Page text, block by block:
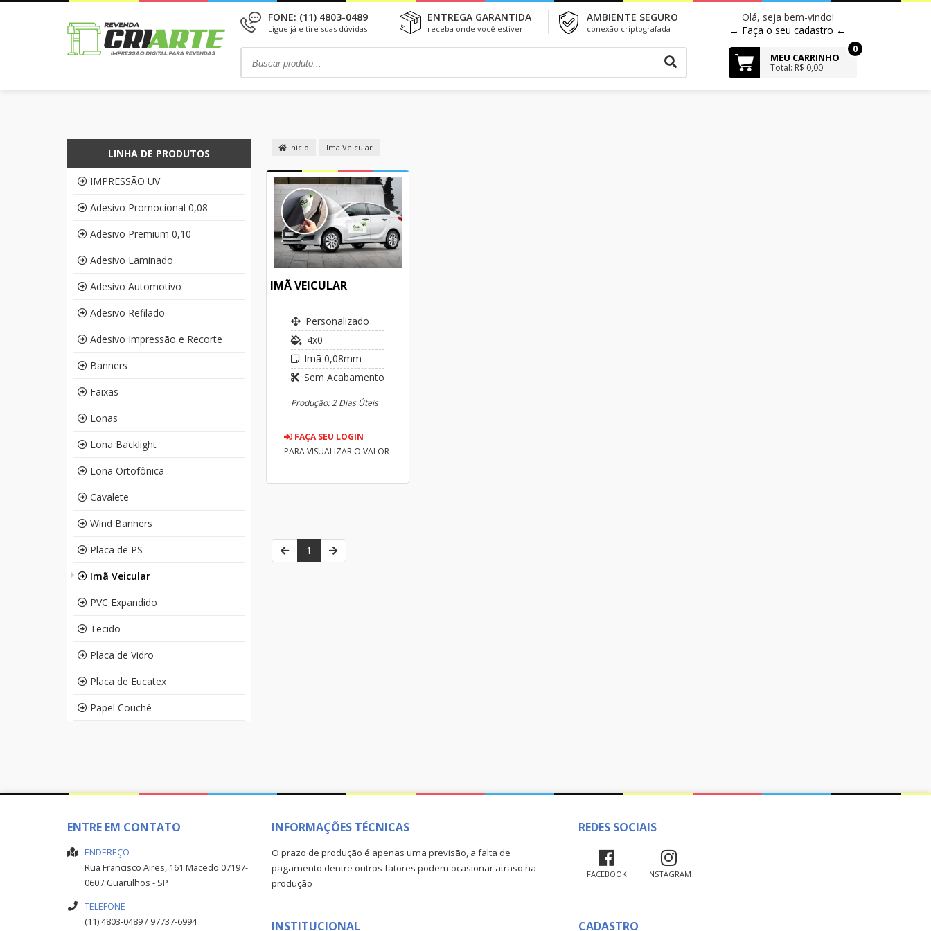
FONE: (11) 4803-0489
Ligue já e tire suas dúvidas
ENTREGA GARANTIDA
receba onde você estiver
AMBIENTE SEGURO
conexão criptografada
Olá, seja bem-vindo!
→ Faça o seu cadastro ←
MEU CARRINHO
Total: R$ 0,00
0
LINHA DE PRODUTOS
IMPRESSÃO UV
Adesivo Promocional 0,08
Adesivo Premium 0,10
Adesivo Laminado
Adesivo Automotivo
Adesivo Refilado
Adesivo Impressão e Recorte
Banners
Faixas
Lonas
Lona Backlight
Lona Ortofônica
Cavalete
Wind Banners
Placa de PS
Imã Veicular
PVC Expandido
Tecido
Placa de Vidro
Placa de Eucatex
Papel Couché
Início Imã Veicular
IMÃ VEICULAR
Personalizado
4x0
Imã 0,08mm
Sem Acabamento
Produção: 2 Dias Úteis
FAÇA SEU LOGIN
PARA VISUALIZAR O VALOR
1
ENTRE EM CONTATO
ENDEREÇO
Rua Francisco Aires, 161 Macedo 07197-
060/ Guarulhos - SP
TELEFONE
(11) 4803-0489 / 97737-6994
INFORMAÇÕES TÉCNICAS
O prazo de produção é apenas uma previsão, a falta de
pagamento dentre outros fatores podem ocasionar atraso na
produção
REDES SOCIAIS
FACEBOOK INSTAGRAM
INSTITUCIONAL CADASTRO